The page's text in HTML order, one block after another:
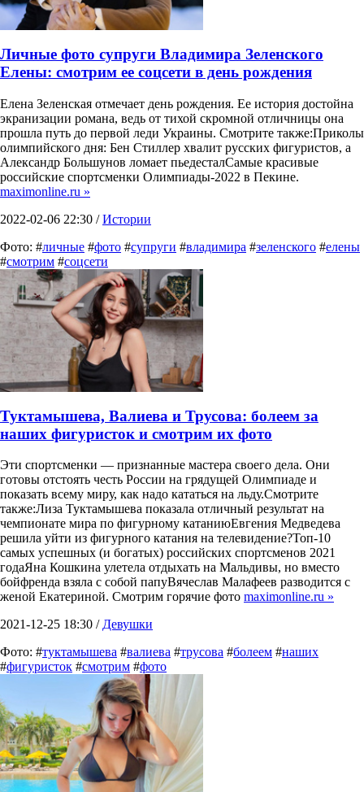
Личные фото супруги Владимира Зеленского
Елены: смотрим ее соцсети в день рождения
Елена Зеленская отмечает день рождения. Ее история достойна
экранизации романа, ведь от тихой скромной отличницы она
прошла путь до первой леди Украины. Смотрите также:Приколы
олимпийского дня: Бен Стиллер хвалит русских фигуристов, а
Александр Большунов ломает пьедесталСамые красивые
российские спортсменки Олимпиады-2022 в Пекине.
maximonline.ru »
2022-02-06 22:30 /Истории
Фото: #личные #фото #супруги #владимира #зеленского #елены
#смотрим #соцсети
Туктамышева, Валиева и Трусова: болеем за
наших фигуристок и смотрим их фото
Эти спортсменки — признанные мастера своего дела. Они
готовы отстоять честь России на грядущей Олимпиаде и
показать всему миру, как надо кататься на льду.Смотрите
также:Лиза Туктамышева показала отличный результат на
чемпионате мира по фигурному катаниюЕвгения Медведева
решила уйти из фигурного катания на телевидение?Топ-10
самых успешных (и богатых) российских спортсменов 2021
годаЯна Кошкина улетела отдыхать на Мальдивы, но вместо
бойфренда взяла с собой папуВячеслав Малафеев разводится с
женой Екатериной. Смотрим горячие фото maximonline.ru »
2021-12-25 18:30 / Девушки
Фото: #туктамышева #валиева #трусова #болеем #наших
#фигуристок #смотрим #фото